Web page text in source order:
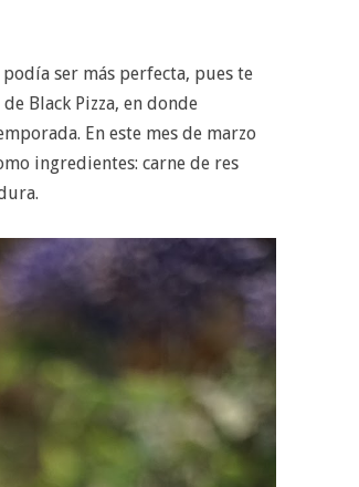
ser más perfecta, pues te
Black Pizza, en donde
En este mes de marzo
ingredientes: carne de res